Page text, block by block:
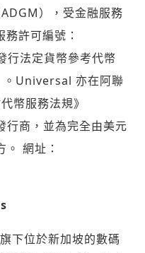
時報》
脈動
），受金融服務
許可編號：
行法定貨幣參考代幣
Universal 亦在阿聯
幣服務法規》
行商，並為完全由美元
網址：
下位於新加坡的數碼